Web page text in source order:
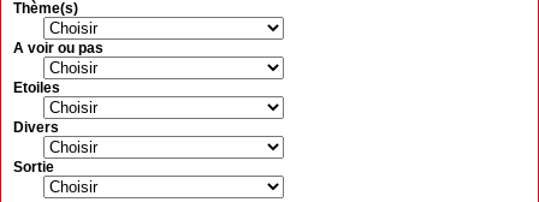
Thème(s)
A voir ou pas
Etoiles
Divers
Sortie